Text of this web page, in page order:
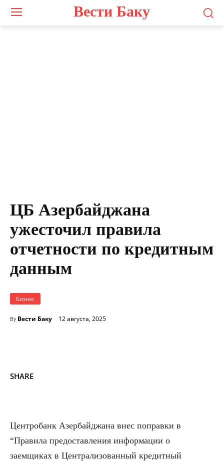
Вести Баку
ЦБ Азербайджана
ужесточил правила
отчетности по кредитным
данным
Бизнес
By Вести Баку 12 августа, 2025
SHARE
Центробанк Азербайджана внес поправки в
“Правила предоставления информации о
заемщиках в Централизованный кредитный